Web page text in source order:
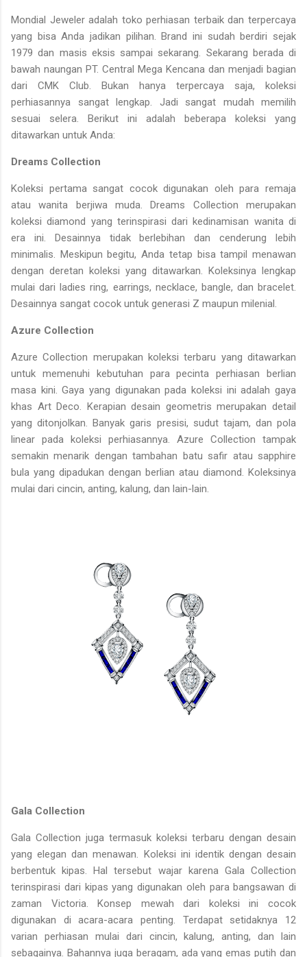
Mondial Jeweler adalah toko perhiasan terbaik dan terpercaya
yang bisa Anda jadikan pilihan. Brand ini sudah berdiri sejak
1979 dan masis eksis sampai sekarang. Sekarang berada di
bawah naungan PT. Central Mega Kencana dan menjadi bagian
dari CMK Club. Bukan hanya terpercaya saja, koleksi
perhiasannya sangat lengkap. Jadi sangat mudah memilih
sesuai selera. Berikut ini adalah beberapa koleksi yang
ditawarkan untuk Anda:
Dreams Collection
Koleksi pertama sangat cocok digunakan oleh para remaja
atau wanita berjiwa muda. Dreams Collection merupakan
koleksi diamond yang terinspirasi dari kedinamisan wanita di
era ini. Desainnya tidak berlebihan dan cenderung lebih
minimalis. Meskipun begitu, Anda tetap bisa tampil menawan
dengan deretan koleksi yang ditawarkan. Koleksinya lengkap
mulai dari ladies ring, earrings, necklace, bangle, dan bracelet.
Desainnya sangat cocok untuk generasi Z maupun milenial.
Azure Collection
Azure Collection merupakan koleksi terbaru yang ditawarkan
untuk memenuhi kebutuhan para pecinta perhiasan berlian
masa kini. Gaya yang digunakan pada koleksi ini adalah gaya
khas Art Deco. Kerapian desain geometris merupakan detail
yang ditonjolkan. Banyak garis presisi, sudut tajam, dan pola
linear pada koleksi perhiasannya. Azure Collection tampak
semakin menarik dengan tambahan batu safir atau sapphire
bula yang dipadukan dengan berlian atau diamond. Koleksinya
mulai dari cincin, anting, kalung, dan lain-lain.
Gala Collection
Gala Collection juga termasuk koleksi terbaru dengan desain
yang elegan dan menawan. Koleksi ini identik dengan desain
berbentuk kipas. Hal tersebut wajar karena Gala Collection
terinspirasi dari kipas yang digunakan oleh para bangsawan di
zaman Victoria. Konsep mewah dari koleksi ini cocok
digunakan di acara-acara penting. Terdapat setidaknya 12
varian perhiasan mulai dari cincin, kalung, anting, dan lain
sebagainya. Bahannya juga beragam, ada yang emas putih dan